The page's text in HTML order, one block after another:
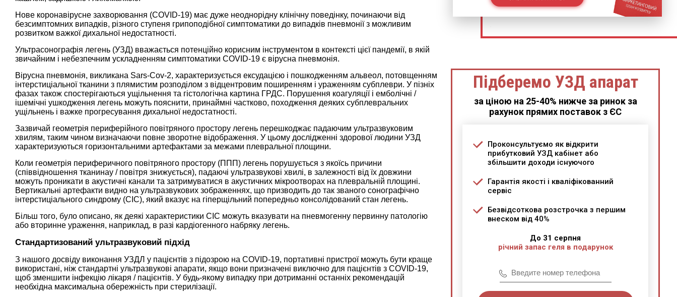
Нове коронавірусне захворювання (COVID-19) має дуже неоднорідну клінічну поведінку, починаючи від
безсимптомних випадків, різного ступеня грипоподібної симптоматики до випадків пневмонії з можливим
розвитком важкої дихальної недостатності.
Ультрасонографія легень (УЗД) вважається потенційно корисним інструментом в контексті цієї пандемії, в якій
звичайним і небезпечним ускладненням симптоматики COVID-19 є вірусна пневмонія.
Вірусна пневмонія, викликана Sars-Cov-2, характеризується ексудацією і пошкодженням альвеол, потовщенням
інтерстиціальної тканини з плямистим розподілом з відцентровим поширенням і ураженням субплеври. У пізніх
фазах також спостерігаються ущільнення та гістологічна картина ГРДС. Порушення коагуляції і емболічні /
ішемічні ушкодження легень можуть пояснити, принаймні частково, походження деяких субплевральних
ущільнень і важке прогресування дихальної недостатності.
Зазвичай геометрія периферійного повітряного простору легень перешкоджає падаючим ультразвуковим
хвилям, таким чином визначаючи повне зворотне відображення. У цьому дослідженні здорової людини УЗД
характеризуються горизонтальними артефактами за межами плевральної площини.
Коли геометрія периферичного повітряного простору (ППП) легень порушується з якоїсь причини
(співвідношення тканинау / повітря знижується), падаючі ультразвукові хвилі, в залежності від їх довжини
можуть проникати в акустичні канали та затримуватися в акустичних мікроотворах на плевральній площині.
Вертикальні артефакти видно на ультразвукових зображеннях, що призводить до так званого сонографічно
інтерстиціального синдрому (СІС), який вказує на гіперщільний попередньо консолідований стан легень.
Більш того, було описано, як деякі характеристики СІС можуть вказувати на пневмогенну первинну патологію
або вторинне ураження, наприклад, в разі кардіогенного набряку легень.
Стандартизований ультразвуковий підхід
З нашого досвіду виконання УЗДЛ у пацієнтів з підозрою на COVID-19, портативні пристрої можуть бути краще
використані, ніж стандартні ультразвукові апарати, якщо вони призначені виключно для пацієнтів з COVID-19,
щоб зменшити інфекцію лікаря / пацієнтів. У будь-якому випадку при дотриманні останніх рекомендацій
необхідна максимальна обережність при стерилізації.
Підберемо УЗД апарат
за ціною на 25-40% нижче за ринок за
рахунок прямих поставок з ЄС
Проконсультуємо як відкрити
прибутковий УЗД кабінет або
збільшити доходи існуючого
Гарантія якості і кваліфікованний
сервіс
Безвідсоткова розстрочка з першим
внеском від 40%
До 31 серпня
річний запас геля в подарунок